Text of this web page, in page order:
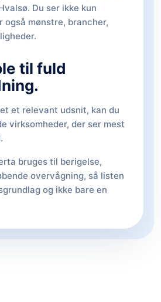
Du ser ikke kun
også mønstre, brancher,
til fuld
et relevant udsnit, kan du
virksomheder, der ser mest
bruges til berigelse,
overvågning, så listen
og ikke bare en